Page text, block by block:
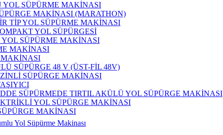
Yol Süpürme Makinası
SÜPÜRME MAKİNASI
MAKİNASI (MARATHON)
TİP YOL SÜPÜRME MAKİNASI
YOL SÜPÜRGESİ
SÜPÜRME MAKİNASI
MAKİNASI
SÜPÜRGE 48 V (ÜST-FİL 48V)
SÜPÜRGE MAKİNASI
SÜPÜRMEDE TIRTIL AKÜLÜ YOL SÜPÜRGE MAKİNASI
YOL SÜPÜRGE MAKİNASI
MAKİNASI